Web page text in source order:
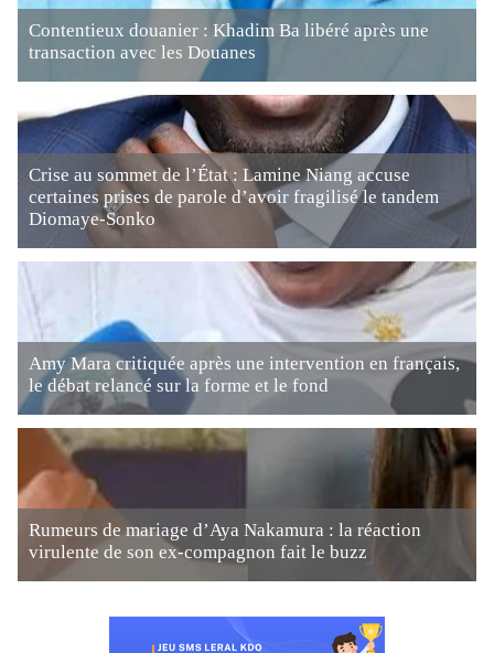
Contentieux douanier : Khadim Ba libéré après une
transaction avec les Douanes
Crise au sommet de l’État : Lamine Niang accuse
certaines prises de parole d’avoir fragilisé le tandem
Diomaye-Sonko
Amy Mara critiquée après une intervention en français,
le débat relancé sur la forme et le fond
Rumeurs de mariage d’Aya Nakamura : la réaction
virulente de son ex-compagnon fait le buzz